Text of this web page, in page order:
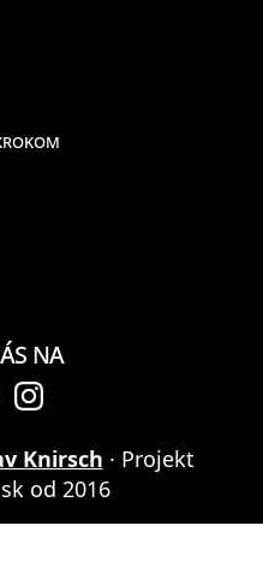
na
Knirsch · Projekt
od 2016